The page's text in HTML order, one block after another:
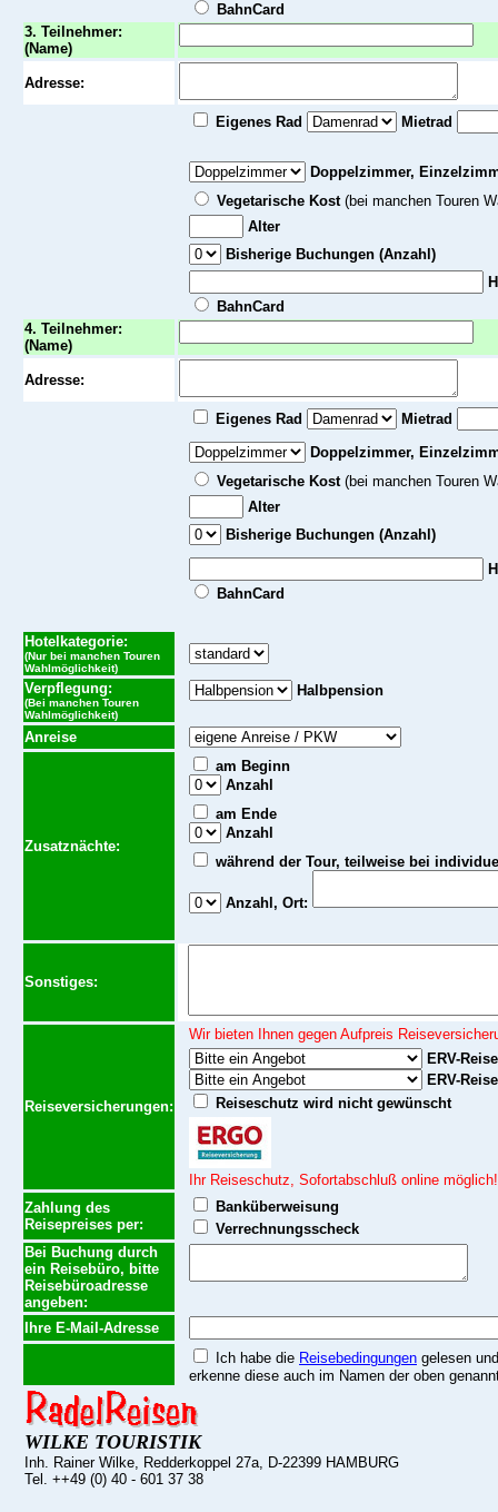
BahnCard
3. Teilnehmer:
(Name)
Adresse:
Eigenes Rad Mietrad
Doppelzimmer,
Vegetarische Kost (bei manchen Touren
Alter
Bisherige Buchungen (Anzahl)
BahnCard
4. Teilnehmer:
(Name)
Adresse:
Eigenes Rad
Mietrad
Doppelzimmer,
Vegetarische Kost (bei manchen Touren
Alter
Bisherige Buchungen (Anzahl)
BahnCard
Hotelkategorie:
(Nur bei manchen Touren
Wahlmöglichkeit)
Verpflegung:
(Bei manchen Touren
Wahlmöglichkeit)
Halbpension
Anreise
Zusatznächte:
am Beginn
Anzahl
am Ende
Anzahl
während der Tour, teilweise bei
Anzahl, Ort:
Sonstiges:
Reiseversicherungen:
Wir bieten Ihnen gegen Aufpreis
ERV-
ERV-
Reiseschutz wird nicht gewünscht
Ihr Reiseschutz, Sofortabschluß online möglich!
Zahlung des
Reisepreises per:
Banküberweisung
Verrechnungsscheck
Bei Buchung durch
ein Reisebüro, bitte
Reisebüroadresse
angeben:
Ihre E-Mail-Adresse
Ich habe die Reisebedingungen gelesen und
erkenne diese auch im Namen der oben
WILKE TOURISTIK
Inh. Rainer Wilke, Redderkoppel 27a, D-22399 HAMBURG
Tel. ++49 (0) 40 - 601 37 38